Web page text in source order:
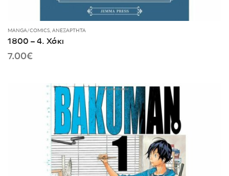
MANGA/COMICS, ΑΝΕΞΆΡΤΗΤΑ
1800 – 4. Χάκι
7.00€